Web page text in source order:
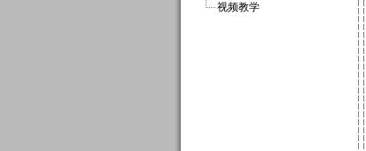
视频教学